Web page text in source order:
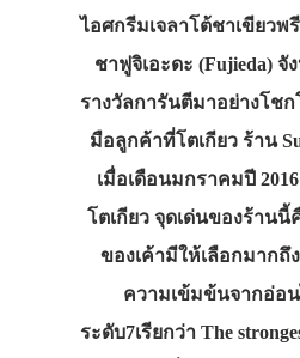
ไอศกรีมเจลาโต้ชาเขียวพ
ชาฟูจิเอะดะ (Fujieda)
รางวัลการันตีมาอย่างโช
มือลูกค้าที่โตเกียว ร้าน
เมื่อเดือนมกราคมปี
โตเกียว จุดเด่นของร้านนี้
ของเค้ามีให้เลือกมากถึ
ความเข้มข้นจากอ่อ
ระดับ7เรียกว่า The